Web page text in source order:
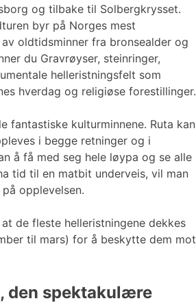
og tilbake til Solbergkrysset.
byr på Norges mest
oldtidsminner fra bronsealder og
du Gravrøyser, steinringer,
helleristningsfelt som
hverdag og religiøse forestillinger.
fantastiske kulturminnene. Ruta kan
i begge retninger og i
å få med seg hele løypa og se alle
tid til en matbit underveis, vil man
opplevelsen.
de fleste helleristningene dekkes
til mars) for å beskytte dem mot
den spektakulære